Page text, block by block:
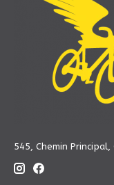
545, Chemin